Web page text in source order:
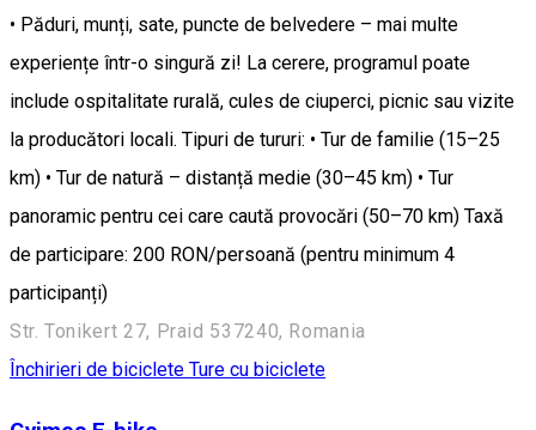
• Păduri, munți, sate, puncte de belvedere – mai multe
experiențe într-o singură zi! La cerere, programul poate
include ospitalitate rurală, cules de ciuperci, picnic sau vizite
la producători locali. Tipuri de tururi: • Tur de familie (15–25
km) • Tur de natură – distanță medie (30–45 km) • Tur
panoramic pentru cei care caută provocări (50–70 km) Taxă
de participare: 200 RON/persoană (pentru minimum 4
participanți)
Str. Tonikert 27, Praid 537240, Romania
Închirieri de biciclete Ture cu biciclete